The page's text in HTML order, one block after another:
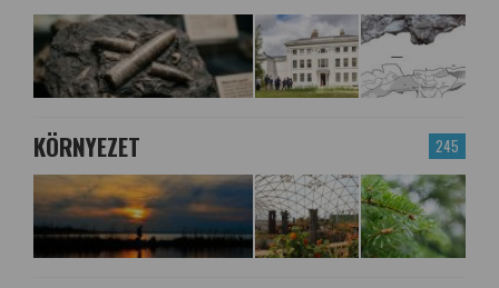
245
KÖRNYEZET